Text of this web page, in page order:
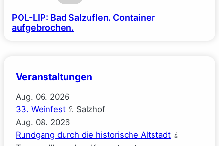
POL-LIP: Bad Salzuflen. Container
aufgebrochen.
Veranstaltungen
Aug. 06. 2026
33. Weinfest
Salzhof
Aug. 08. 2026
Rundgang durch die historische Altstadt